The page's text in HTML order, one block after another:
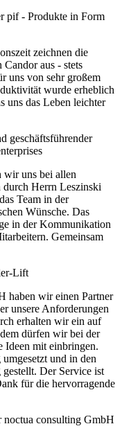
pif - Produkte in Form
zeichnen die
aus - stets
uns von sehr großem
wurde erheblich
uns das Leben leichter
geschäftsführender
wir uns bei allen
Herrn Leszinski
Team in der
Wünsche. Das
in der Kommunikation
Gemeinsam
Lift
haben wir einen Partner
unsere Anforderungen
erhalten wir ein auf
dürfen wir bei der
Ideen mit einbringen.
und in den
Der Service ist
für die hervorragende
noctua consulting GmbH